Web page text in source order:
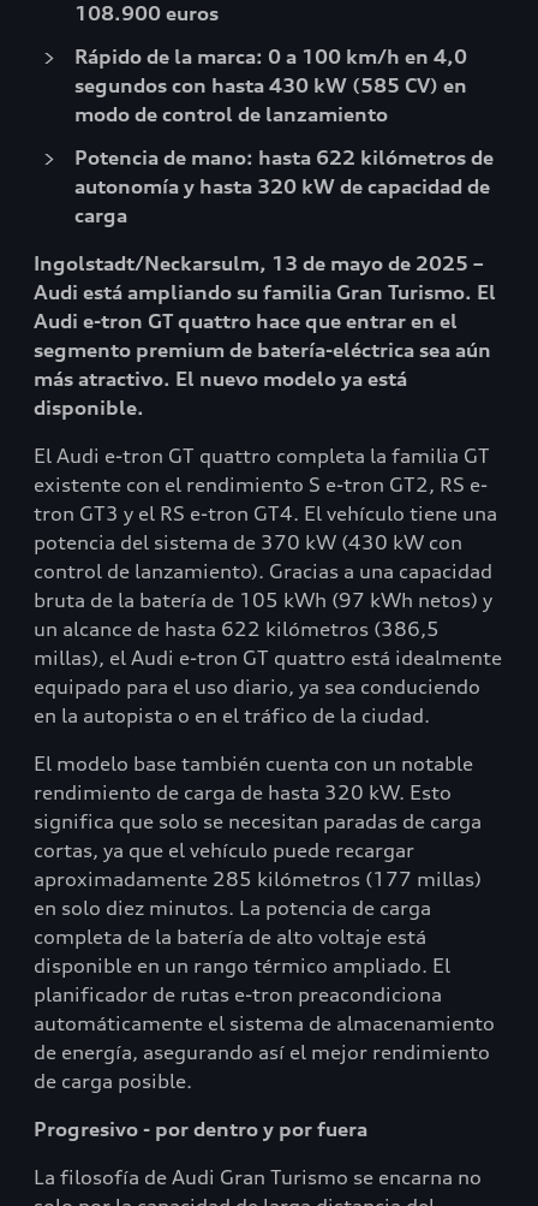
108.900 euros
Rápido de la marca: 0 a 100 km/h en 4,0
segundos con hasta 430 kW (585 CV) en
modo de control de lanzamiento
Potencia de mano: hasta 622 kilómetros de
autonomía y hasta 320 kW de capacidad de
carga
Ingolstadt/Neckarsulm, 13 de mayo de 2025 –
Audi está ampliando su familia Gran Turismo. El
Audi e-tron GT quattro hace que entrar en el
segmento premium de batería-eléctrica sea aún
más atractivo. El nuevo modelo ya está
disponible.
El Audi e-tron GT quattro completa la familia GT
existente con el rendimiento S e-tron GT2, RS e-
tron GT3 y el RS e-tron GT4. El vehículo tiene una
potencia del sistema de 370 kW (430 kW con
control de lanzamiento). Gracias a una capacidad
bruta de la batería de 105 kWh (97 kWh netos) y
un alcance de hasta 622 kilómetros (386,5
millas), el Audi e-tron GT quattro está idealmente
equipado para el uso diario, ya sea conduciendo
en la autopista o en el tráfico de la ciudad.
El modelo base también cuenta con un notable
rendimiento de carga de hasta 320 kW. Esto
significa que solo se necesitan paradas de carga
cortas, ya que el vehículo puede recargar
aproximadamente 285 kilómetros (177 millas)
en solo diez minutos. La potencia de carga
completa de la batería de alto voltaje está
disponible en un rango térmico ampliado. El
planificador de rutas e-tron preacondiciona
automáticamente el sistema de almacenamiento
de energía, asegurando así el mejor rendimiento
de carga posible.
Progresivo - por dentro y por fuera
La filosofía de Audi Gran Turismo se encarna no